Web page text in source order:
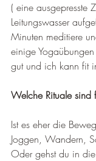
( eine ausgepresste
Leitungswasser
Minuten meditiere
einige
gut und ich kann fit
Welche Rituale
Ist es eher die
Joggen, Wandern,
Oder gehst du in